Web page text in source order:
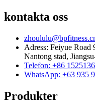
kontakta oss
Adress: Feiyue
Nantong stad,
Telefon: +86
WhatsApp: +63 935
Produkter